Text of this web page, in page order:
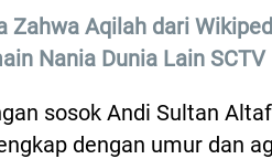
Zahwa Aqilah dari
Nania Dunia Lain SCTV
sosok Andi Sultan
dengan umur dan